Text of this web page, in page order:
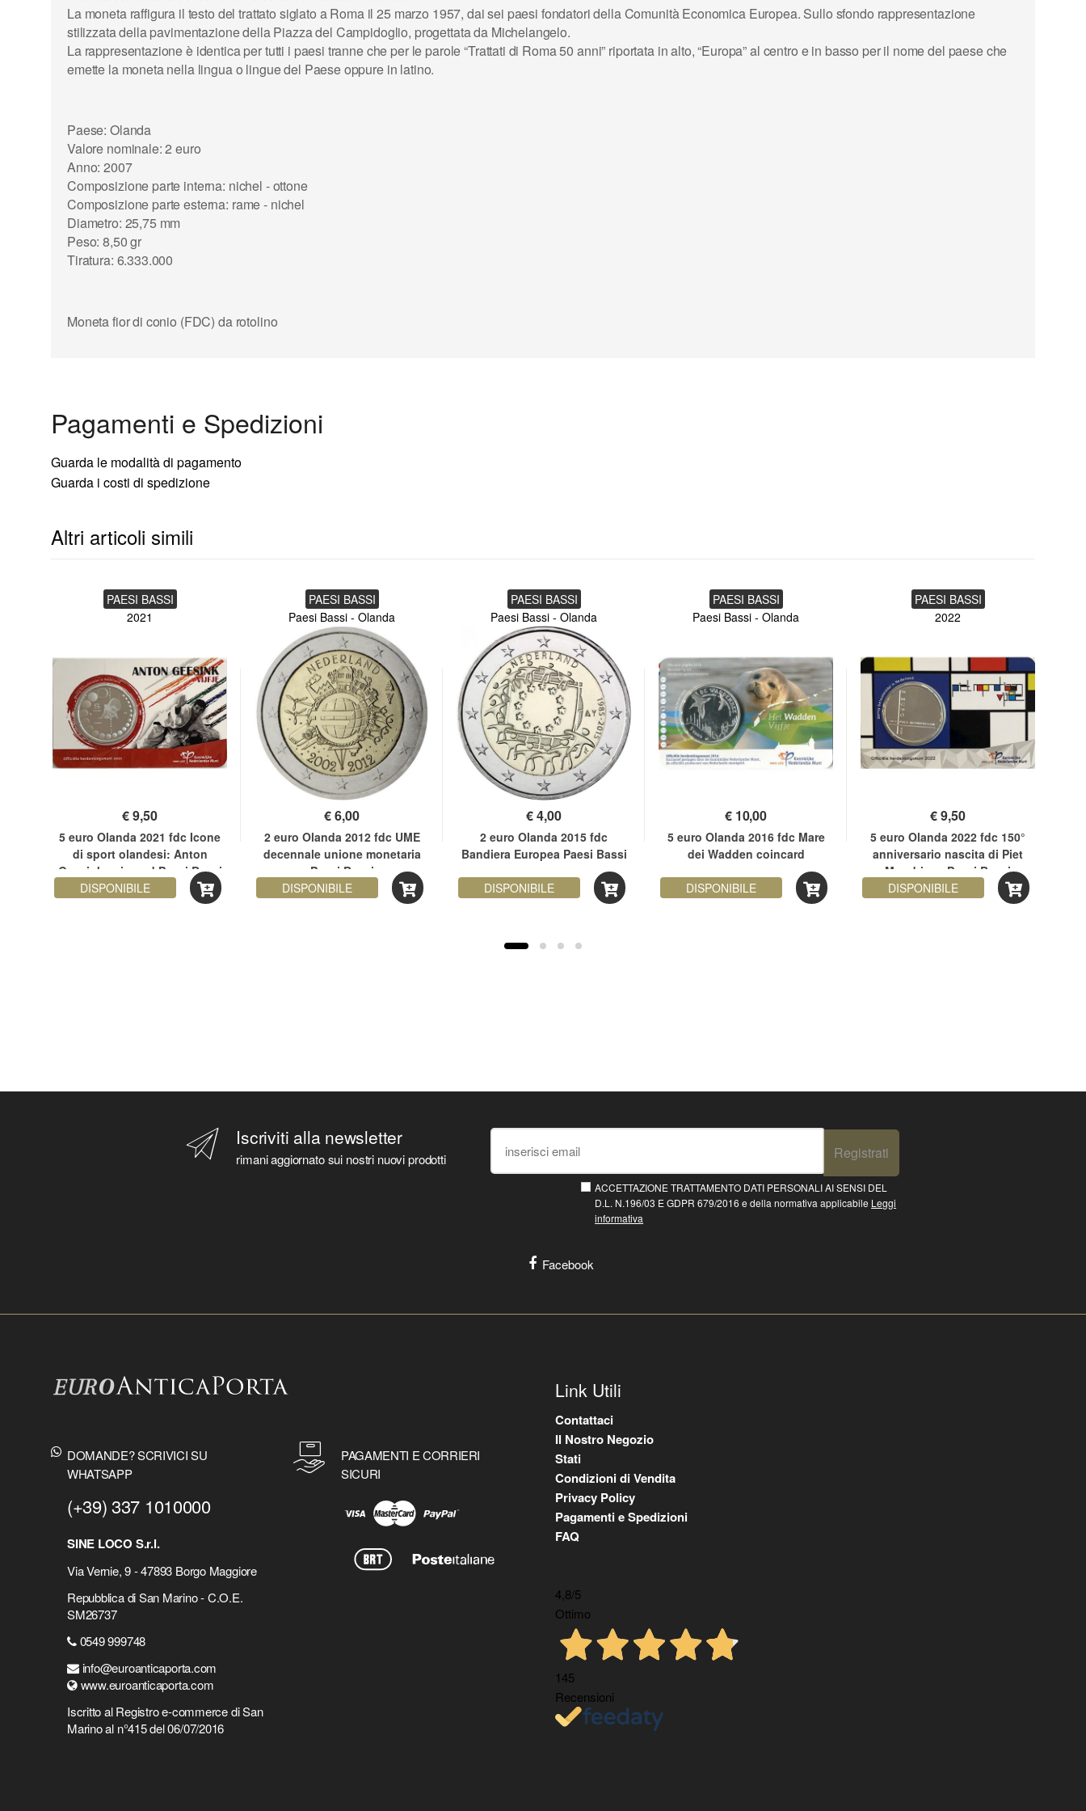
La moneta raffigura il testo del trattato siglato a Roma il 25 marzo 1957, dai sei paesi fondatori della Comunità Economica Europea. Sullo sfondo rappresentazione
stilizzata della pavimentazione della Piazza del Campidoglio, progettata da Michelangelo.
La rappresentazione è identica per tutti i paesi tranne che per le parole “Trattati di Roma 50 anni” riportata in alto, “Europa” al centro e in basso per il nome del paese che
emette la moneta nella lingua o lingue del Paese oppure in latino.
Paese: Olanda
Valore nominale: 2 euro
Anno: 2007
Composizione parte interna: nichel - ottone
Composizione parte esterna: rame - nichel
Diametro: 25,75 mm
Peso: 8,50 gr
Tiratura: 6.333.000
Moneta fior di conio (FDC) da rotolino
Pagamenti e Spedizioni
Guarda le modalità di pagamento
Guarda i costi di spedizione
Altri articoli simili
PAESI BASSI
2021
€9,50
5 euro Olanda 2021 fdc Icone
di sport olandesi: Anton
Geesink coincard Paesi Bassi
DISPONIBILE
PAESI BASSI
Paesi Bassi - Olanda
€6,00
2 euro Olanda 2012 fdc UME
decennale unione monetaria
Paesi Bassi
DISPONIBILE
PAESI BASSI
Paesi Bassi - Olanda
€4,00
2 euro Olanda 2015 fdc
Bandiera Europea Paesi Bassi
DISPONIBILE
PAESI BASSI
Paesi Bassi - Olanda
€ 10,00
5 euro Olanda 2016 fdc Mare
dei Wadden coincard
DISPONIBILE
PAESI BASSI
2022
€9,50
5 euro Olanda 2022 fdc 150°
anniversario nascita di Piet
Mondriaan Paesi Bassi
DISPONIBILE
Iscriviti alla newsletter
rimani aggiornato sui nostri nuovi prodotti Registrati
ACCETTAZIONE TRATTAMENTO DATI PERSONALI AI SENSI DEL
D.L. N.196/03 E GDPR 679/2016 e della normativa applicabile Leggi
informativa
Facebook
DOMANDE? SCRIVICI SU
WHATSAPP
(+39) 337 1010000
SINE LOCO S.r.l.
Via Vernie, 9 - 47893 Borgo Maggiore
Repubblica di San Marino - C.O.E.
SM26737
0549 999748
info@euroanticaporta.com
www.euroanticaporta.com
Iscritto al Registro e-commerce di San
Marino al n°415 del 06/07/2016
PAGAMENTI E CORRIERI
SICURI
Link Utili
Contattaci
Il Nostro Negozio
Stati
Condizioni di Vendita
Privacy Policy
Pagamenti e Spedizioni
FAQ
4,8/5
Ottimo
145
Recensioni